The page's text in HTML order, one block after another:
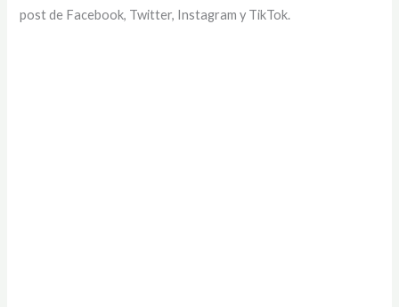
post de Facebook, Twitter, Instagram y TikTok.